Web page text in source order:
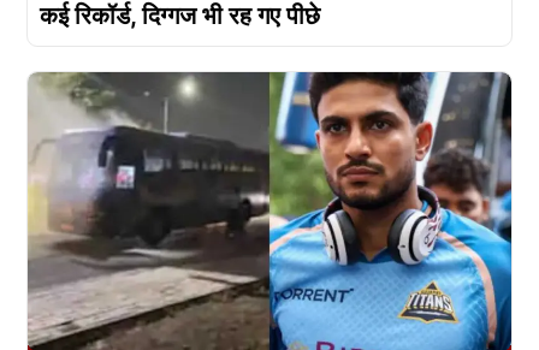
कई रिकॉर्ड, दिग्गज भी रह गए पीछे